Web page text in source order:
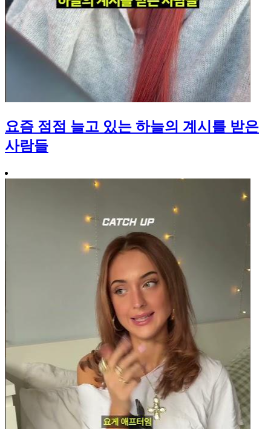
요즘 점점 늘고 있는 하늘의 계시를 받은
사람들